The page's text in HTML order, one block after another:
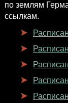
по землям
ссылкам.